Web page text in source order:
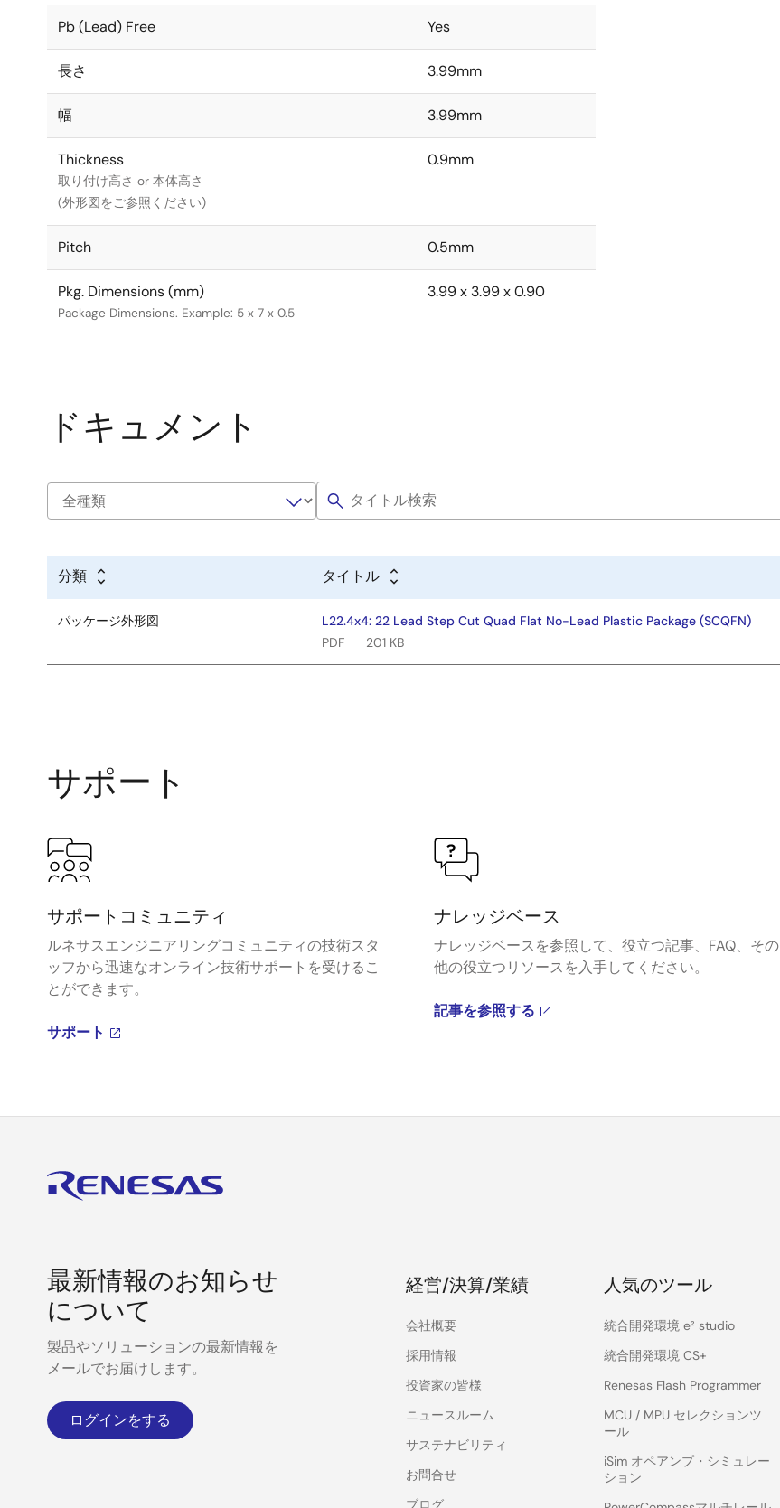
Pb (Lead) Free Yes
長さ 3.99mm
幅 3.99mm
Thickness
取り付け高さ or 本体高さ
(外形図をご参照ください)
0.9mm
Pitch 0.5mm
Pkg. Dimensions (mm)
Package Dimensions. Example: 5 x 7 x 0.5
3.99 x 3.99 x 0.90
ドキュメント
分類 タイトル
パッケージ外形図
L22.4x4: 22 Lead Step Cut Quad Flat No-Lead Plastic Package (SCQFN)
PDF
201 KB
サポート
サポートコミュニティ
ルネサスエンジニアリングコミュニティの技術スタ
ッフから迅速なオンライン技術サポートを受けるこ
とができます。
サポート
ナレッジベース
ナレッジベースを参照して、役立つ記事、FAQ、その
他の役立つリソースを入手してください。
記事を参照する
最新情報のお知らせ
について
製品やソリューションの最新情報を
メールでお届けします。
ログインをする
経営/決算/業績
会社概要
採用情報
投資家の皆様
ニュースルーム
サステナビリティ
お問合せ
ブログ
人気のツール
統合開発環境 e² studio
統合開発環境 CS+
Renesas Flash Programmer
MCU / MPU セレクションツ
ール
iSim オペアンプ・シミュレー
ション